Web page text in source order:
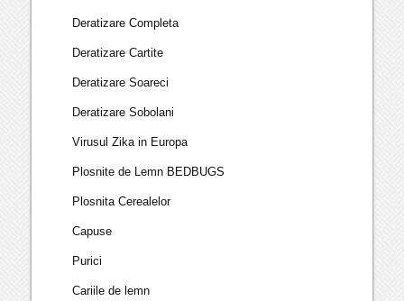
Deratizare Completa
Deratizare Cartite
Deratizare Soareci
Deratizare Sobolani
Virusul Zika in Europa
Plosnite de Lemn BEDBUGS
Plosnita Cerealelor
Capuse
Purici
Cariile de lemn